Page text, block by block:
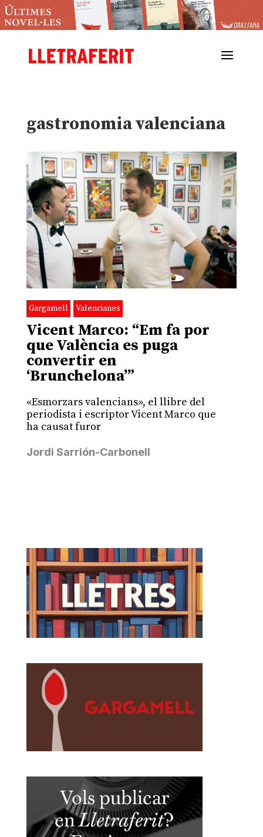
gastronomia valenciana
Gargamell Valencianes
Vicent Marco: “Em fa por
que València es puga
convertir en
‘Brunchelona’”
«Esmorzars valencians», el llibre del
periodista i escriptor Vicent Marco que
ha causat furor
Jordi Sarrión-Carbonell